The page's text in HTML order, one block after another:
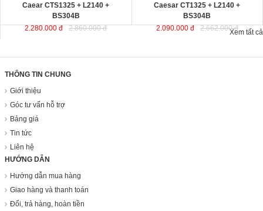
Caear CTS1325 + L2140 +
BS304B
2.280.000 đ
2.860.000 đ
Caesar CT1325 + L2140 +
BS304B
2.090.000 đ
2.662.000 đXem tất cả
THÔNG TIN CHUNG
Giới thiệu
Góc tư vấn hỗ trợ
Bảng giá
Tin tức
Liên hệ
HƯỚNG DẪN
Hướng dẫn mua hàng
Giao hàng và thanh toán
Đổi, trả hàng, hoàn tiền